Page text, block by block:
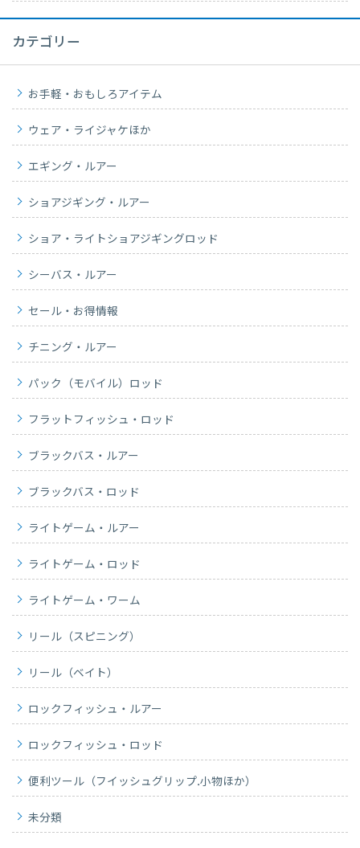
カテゴリー
お手軽・おもしろアイテム
ウェア・ライジャケほか
エギング・ルアー
ショアジギング・ルアー
ショア・ライトショアジギングロッド
シーバス・ルアー
セール・お得情報
チニング・ルアー
パック（モバイル）ロッド
フラットフィッシュ・ロッド
ブラックバス・ルアー
ブラックバス・ロッド
ライトゲーム・ルアー
ライトゲーム・ロッド
ライトゲーム・ワーム
リール（スピニング）
リール（ベイト）
ロックフィッシュ・ルアー
ロックフィッシュ・ロッド
便利ツール（フイッシュグリップ.小物ほか）
未分類